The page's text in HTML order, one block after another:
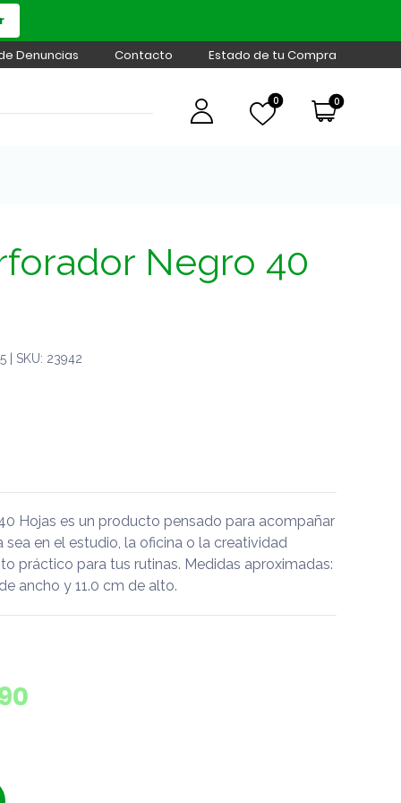
Denuncias Contacto Estado de tu Compra
0 0
Negro 40
| SKU: 23942
Hojas es un producto pensado para acompañar
sea en el estudio, la oficina o la creatividad
práctico para tus rutinas. Medidas aproximadas:
ancho y 11.0 cm de alto.